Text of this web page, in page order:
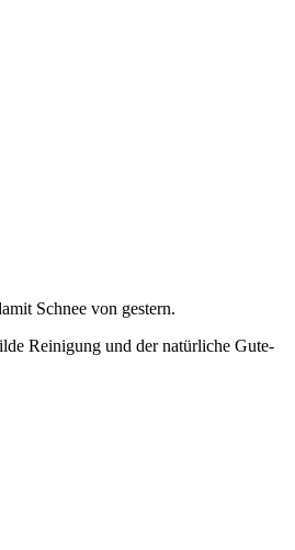
Schnee von gestern.
Reinigung und der natürliche Gute-